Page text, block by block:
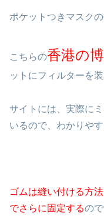
ポケットつきマスク
こちらの香港の
ットにフィルターを
サイトには、実際に
いるので、わかりやす
ゴムは縫い付ける方法
でさらに固定するので